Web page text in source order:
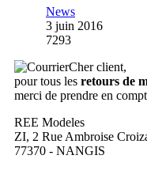
News
3 juin 2016
7293
Cher client,
pour tous les retours de
merci de prendre en
REE Modeles
ZI, 2 Rue Ambroise
77370 - NANGIS